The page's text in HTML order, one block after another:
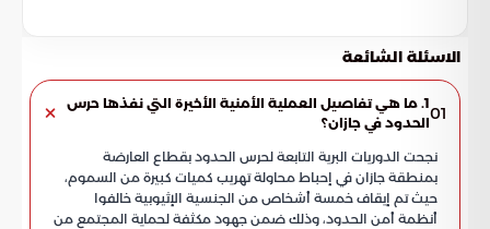
الاسئلة الشائعة
01 1. ما هي تفاصيل العملية الأمنية الأخيرة التي نفذها حرس
الحدود في جازان؟
نجحت الدوريات البرية التابعة لحرس الحدود بقطاع العارضة
بمنطقة جازان في إحباط محاولة تهريب كميات كبيرة من السموم،
حيث تم إيقاف خمسة أشخاص من الجنسية الإثيوبية خالفوا
أنظمة أمن الحدود، وذلك ضمن جهود مكثفة لحماية المجتمع من